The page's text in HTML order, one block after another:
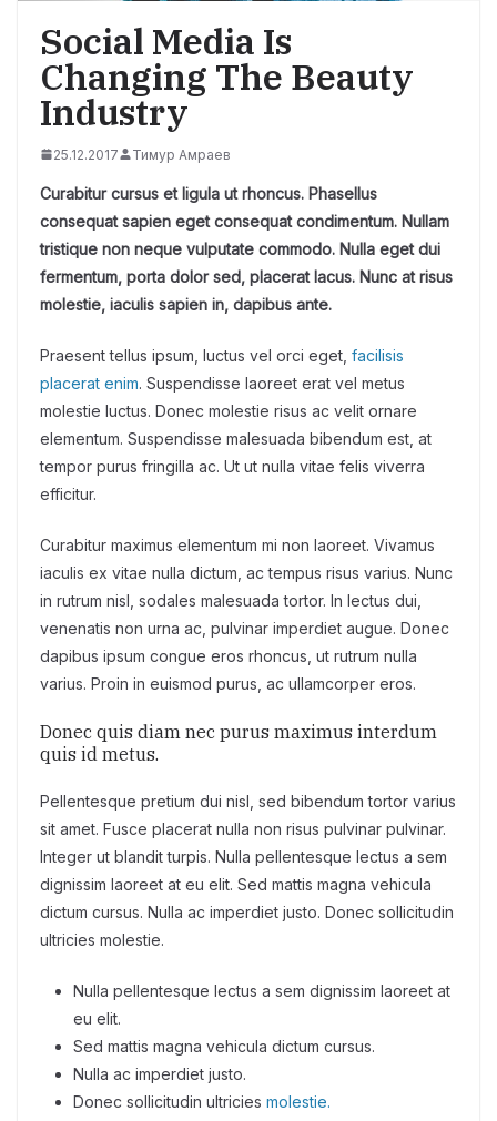
Social Media Is
Changing The Beauty
Industry
25.12.2017 Тимур Амраев
Curabitur cursus et ligula ut rhoncus. Phasellus
consequat sapien eget consequat condimentum. Nullam
tristique non neque vulputate commodo. Nulla eget dui
fermentum, porta dolor sed, placerat lacus. Nunc at risus
molestie, iaculis sapien in, dapibus ante.
Praesent tellus ipsum, luctus vel orci eget, facilisis
placerat enim. Suspendisse laoreet erat vel metus
molestie luctus. Donec molestie risus ac velit ornare
elementum. Suspendisse malesuada bibendum est, at
tempor purus fringilla ac. Ut ut nulla vitae felis viverra
efficitur.
Curabitur maximus elementum mi non laoreet. Vivamus
iaculis ex vitae nulla dictum, ac tempus risus varius. Nunc
in rutrum nisl, sodales malesuada tortor. In lectus dui,
venenatis non urna ac, pulvinar imperdiet augue. Donec
dapibus ipsum congue eros rhoncus, ut rutrum nulla
varius. Proin in euismod purus, ac ullamcorper eros.
Donec quis diam nec purus maximus interdum
quis id metus.
Pellentesque pretium dui nisl, sed bibendum tortor varius
sit amet. Fusce placerat nulla non risus pulvinar pulvinar.
Integer ut blandit turpis. Nulla pellentesque lectus a sem
dignissim laoreet at eu elit. Sed mattis magna vehicula
dictum cursus. Nulla ac imperdiet justo. Donec sollicitudin
ultricies molestie.
Nulla pellentesque lectus a sem dignissim laoreet at
eu elit.
Sed mattis magna vehicula dictum cursus.
Nulla ac imperdiet justo.
Donec sollicitudin ultricies molestie.